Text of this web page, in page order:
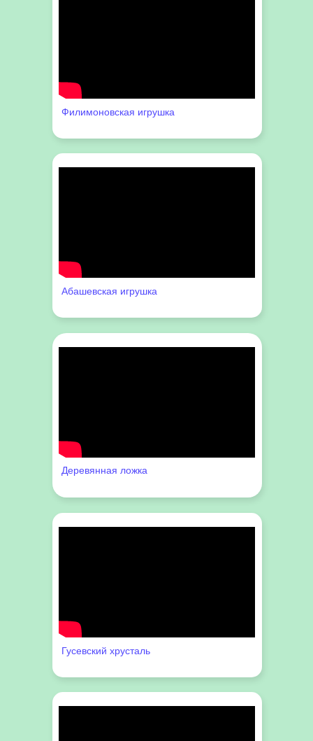
Филимоновская игрушка
Абашевская игрушка
Деревянная ложка
Гусевский хрусталь